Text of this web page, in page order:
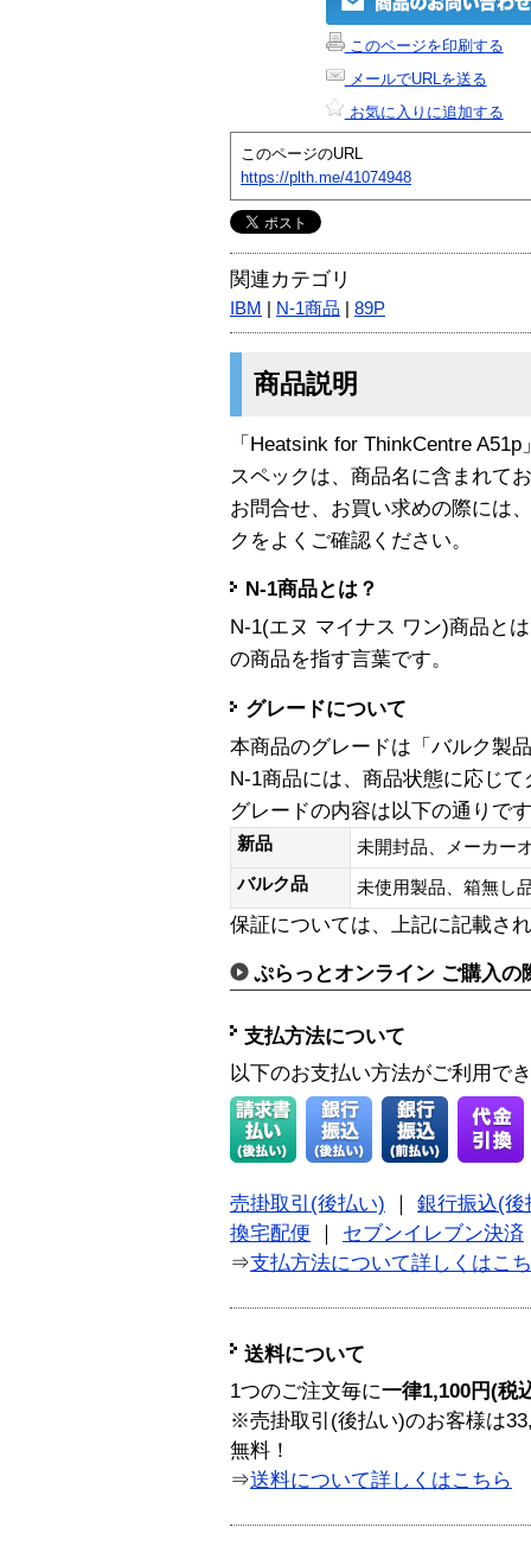
このページを印刷する
メールでURLを送る
お気に入りに追加する
このページのURL
https://plth.me/41074948
関連カテゴリ
IBM N-1商品 89P
商品説明
「Heatsink for ThinkCentre
スペックは、商品名に含まれて
お問合せ、お買い求めの際には
クをよくご確認ください。
N-1商品とは？
N-1(エヌ マイナス ワン)商品と
の商品を指す言葉です。
グレードについて
本商品のグレードは「バルク製
N-1商品には、商品状態に応じ
グレードの内容は以下の通りで
新品
未開封品、メーカー
バルク品
未使用製品、箱無
保証については、上記に記載さ
ぷらっとオンライン ご購入の
支払方法について
以下のお支払い方法がご利用で
売掛取引(後払い)
銀行振込(後
換宅配便
セブンイレブン決済
⇒支払方法について詳しくはこ
送料について
1つのご注文毎に一律1,100円(税
※売掛取引(後払い)のお客様は
無料！
⇒送料について詳しくはこちら